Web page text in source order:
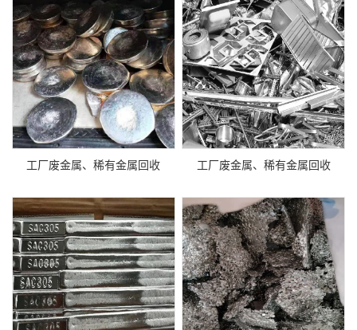
工厂废金属、稀有金属回收 工厂废金属、稀有金属回收